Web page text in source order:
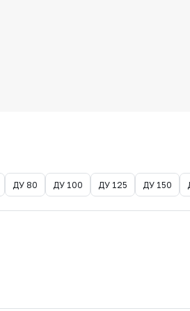
ДУ 80 ДУ 100 ДУ 125 ДУ 150